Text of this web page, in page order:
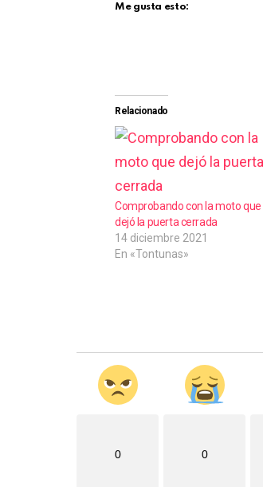
Me gusta esto:
Relacionado
Comprobando con la moto que
dejó la puerta cerrada
14 diciembre 2021
En «Tontunas»
0 0